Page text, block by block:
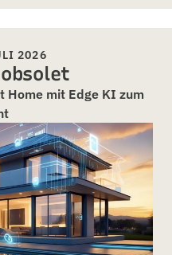
2026
Home mit Edge KI zum